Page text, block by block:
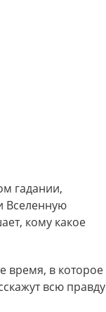
гадании,
Вселенную
кому какое
время, в которое
всю правду